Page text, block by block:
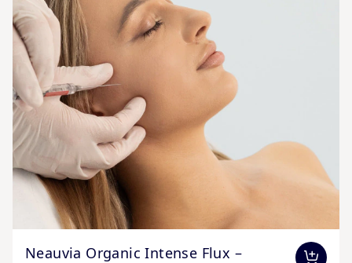
Neauvia Organic Intense Flux –
The price depends on the options chosen on the